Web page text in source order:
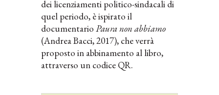
dei licenziamenti politico-sindacali di
quel periodo, è ispirato il
documentario Paura non abbiamo
(Andrea Bacci, 2017), che verrà
proposto in abbinamento al libro,
attraverso un codice QR.